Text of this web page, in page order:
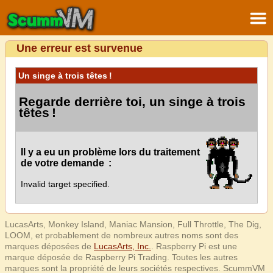
Une erreur est survenue
Un singe à trois têtes !
Regarde derrière toi, un singe à trois
têtes !
Il y a eu un problème lors du traitement
de votre demande :
Invalid target specified.
LucasArts, Monkey Island, Maniac Mansion, Full Throttle, The Dig,
LOOM, et probablement de nombreux autres noms sont des
marques déposées de LucasArts, Inc.
. Raspberry Pi est une
marque déposée de Raspberry Pi Trading. Toutes les autres
marques sont la propriété de leurs sociétés respectives. ScummVM